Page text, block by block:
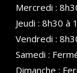
Mercredi :
Jeudi : 8h30 à
Vendredi :
Samedi :
Dimanche :